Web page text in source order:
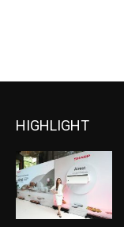
HIGHLIGHT